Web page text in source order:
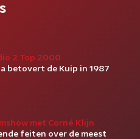
2 Top 2000
betovert de Kuip in 1987
met Corné Klijn
feiten over de meest